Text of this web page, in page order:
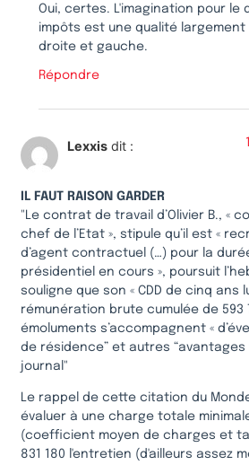
Oui, certes. L'imagination pour le
impôts est une qualité
droite et gauche.
Répondre
Lexxis dit :
IL FAUT RAISON GARDER
"Le contrat de travail d’Olivier B., «
chef de l’Etat », stipule qu’il est «
d’agent contractuel (…) pour la
présidentiel en cours », poursuit
souligne que son « CDD de cinq ans
rémunération brute cumulée de 593
émoluments s’accompagnent «
de résidence” et autres “avantages
journal"
Le rappel de cette citation du
évaluer à une charge totale
(coefficient moyen de charges et
831 180 l'entretien (d'ailleurs assez